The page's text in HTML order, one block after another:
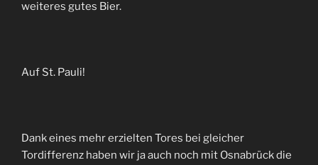
weiteres gutes Bier.
Auf St. Pauli!
Dank eines mehr erzielten Tores bei gleicher
Tordifferenz haben wir ja auch noch mit Osnabrück die